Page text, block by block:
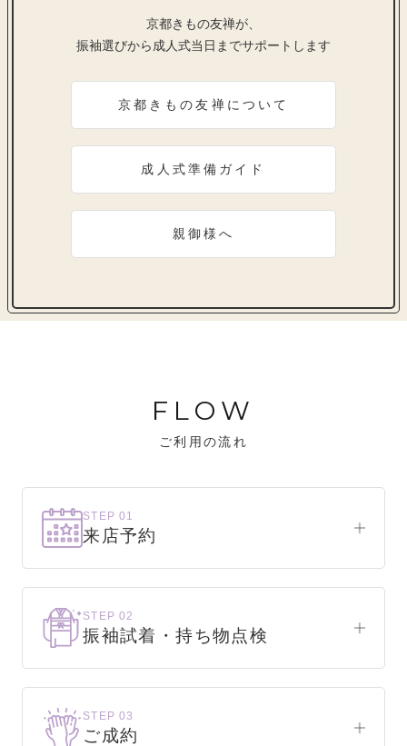
京都きもの友禅が、
振袖選びから成人式当日までサポートします
京都きもの友禅について
成人式準備ガイド
親御様へ
FLOW
ご利用の流れ
STEP 01
来店予約
まずはお気軽にご来店ください。
STEP 02
振袖試着・持ち物点検
お気に入りの振袖が見つかるまで、何着でも
試着できます。
STEP 03
ご成約